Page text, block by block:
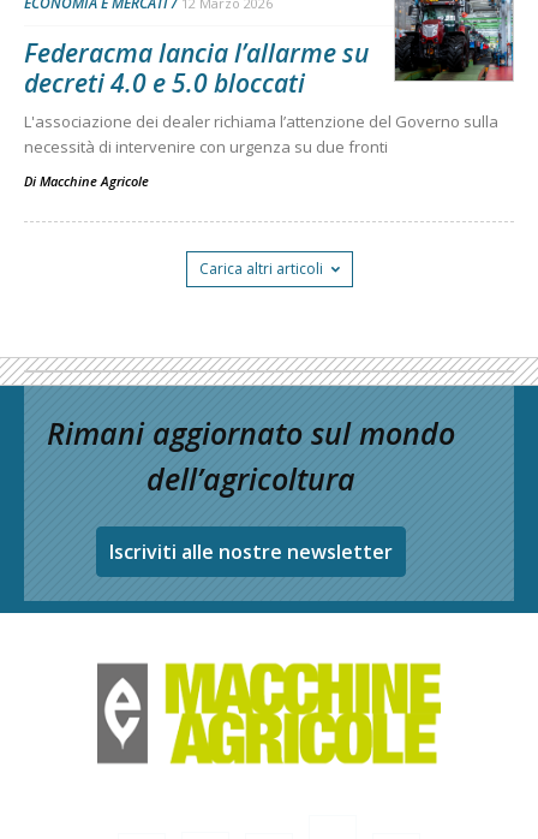
Federacma lancia l’allarme su
decreti 4.0 e 5.0 bloccati
L'associazione dei dealer richiama l’attenzione del Governo sulla
necessità di intervenire con urgenza su due fronti
Di Macchine Agricole
Carica altri articoli
Rimani aggiornato sul mondo
dell’agricoltura
Iscriviti alle nostre newsletter